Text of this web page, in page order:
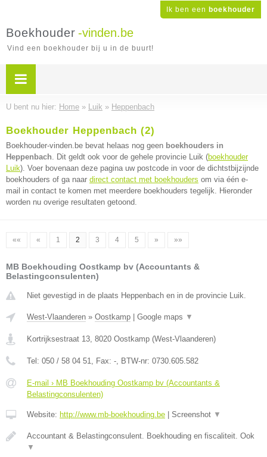
Ik ben een boekhouder
Boekhouder -vinden.be
Vind een boekhouder bij u in de buurt!
U bent nu hier: Home » Luik » Heppenbach
Boekhouder Heppenbach (2)
Boekhouder-vinden.be bevat helaas nog geen boekhouders in
Heppenbach. Dit geldt ook voor de gehele provincie Luik (boekhouder
Luik). Voer bovenaan deze pagina uw postcode in voor de dichtstbijzijnde
boekhouders of ga naar direct contact met boekhouders om via één e-
mail in contact te komen met meerdere boekhouders tegelijk. Hieronder
worden nu overige resultaten getoond.
«« « 1 2 3 4 5 » »»
MB Boekhouding Oostkamp bv (Accountants &
Belastingconsulenten)
Niet gevestigd in de plaats Heppenbach en in de provincie Luik.
West-Vlaanderen » Oostkamp Google maps ▼
Kortrijksestraat 13, 8020 Oostkamp (West-Vlaanderen)
Tel: 050 / 58 04 51, Fax: -, BTW-nr: 0730.605.582
E-mail › MB Boekhouding Oostkamp bv (Accountants &
Belastingconsulenten)
Website: http://www.mb-boekhouding.be Screenshot ▼
Accountant & Belastingconsulent. Boekhouding en fiscaliteit. Ook
▼